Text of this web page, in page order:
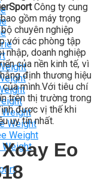
Weight
Weight
Weight
Công ty cung
gồm máy trọng
chuyên nghiệp
với các phòng tập
nhập, doanh nghiệp
của nền kinh tế, vì
định thương hiệu
mình.Với tiêu chí
trên thị trường trong
được vị thế khi
uy tín nhất.
Eo